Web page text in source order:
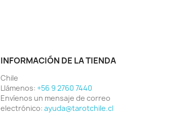
INFORMACIÓN DE LA TIENDA
Chile
Llámenos: +56 9 2760 7440
Envíenos un mensaje de correo
electrónico: ayuda@tarotchile.cl